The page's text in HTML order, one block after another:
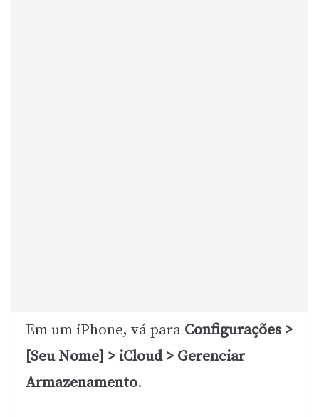
Em um iPhone, vá para Configurações >
[Seu Nome] > iCloud > Gerenciar
Armazenamento.